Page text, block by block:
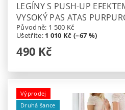
LEGÍNY S PUSH-UP
VYSOKÝ PAS ATAS
Původně: 1 500 Kč
Ušetříte: 1 010 Kč (–67 %)
490 Kč
Výprodej
Druhá šance